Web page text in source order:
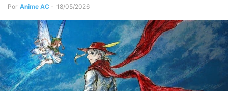
Por Anime AC - 18/05/2026